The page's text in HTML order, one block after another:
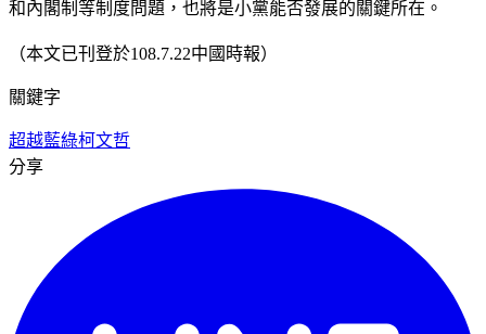
和內閣制等制度問題，也將是小黨能否發展的關鍵所在。
（本文已刊登於108.7.22中國時報）
關鍵字
超越藍綠柯文哲
分享